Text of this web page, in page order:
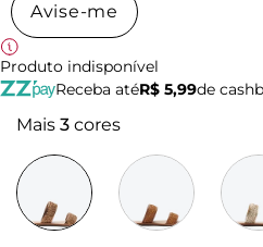
Avise-me
Produto indisponível
Receba atéR$ 5,99de
Mais 3 cores